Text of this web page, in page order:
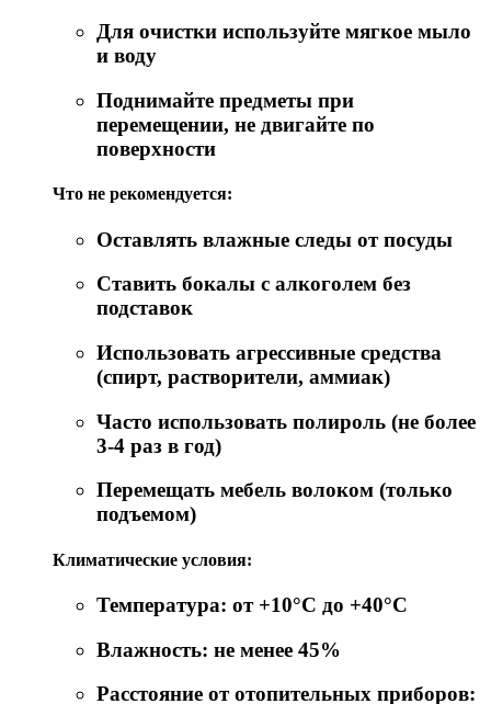
Для очистки используйте мягкое мыло
и воду
Поднимайте предметы при
перемещении, не двигайте по
поверхности
Что не рекомендуется:
Оставлять влажные следы от посуды
Ставить бокалы с алкоголем без
подставок
Использовать агрессивные средства
(спирт, растворители, аммиак)
Часто использовать полироль (не более
3-4 раз в год)
Перемещать мебель волоком (только
подъемом)
Климатические условия:
Температура: от +10°C до +40°C
Влажность: не менее 45%
Расстояние от отопительных приборов: